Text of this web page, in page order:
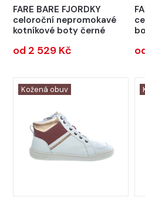
FARE BARE FJORDKY
celoroční nepromokavé
kotníkové boty černé
od 2 529 Kč
Kožená obuv